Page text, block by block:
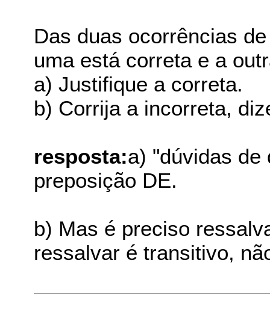
Das duas ocorrências
uma está correta e a
a) Justifique a correta.
b) Corrija a incorreta,
resposta:a) "dúvidas de
preposição DE.
b) Mas é preciso
ressalvar é transitivo,